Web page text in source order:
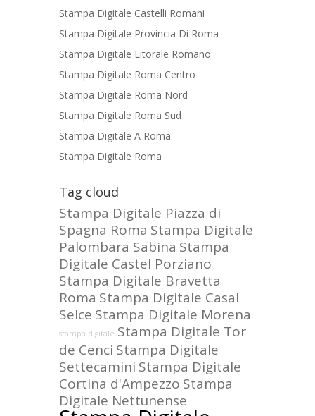
Stampa Digitale Castelli Romani
Stampa Digitale Provincia Di Roma
Stampa Digitale Litorale Romano
Stampa Digitale Roma Centro
Stampa Digitale Roma Nord
Stampa Digitale Roma Sud
Stampa Digitale A Roma
Stampa Digitale Roma
Tag cloud
Stampa Digitale Piazza di
Spagna Roma Stampa Digitale
Palombara Sabina Stampa
Digitale Castel Porziano
Stampa Digitale Bravetta
Roma Stampa Digitale Casal
Selce Stampa Digitale Morena
stampa digitale Stampa Digitale Tor
de Cenci Stampa Digitale
Settecamini Stampa Digitale
Cortina d'Ampezzo Stampa
Digitale Nettunense